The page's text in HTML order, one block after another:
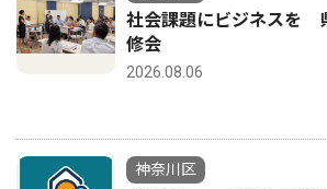
社会課題にビジネスを
修会
2026.08.06
神奈川区